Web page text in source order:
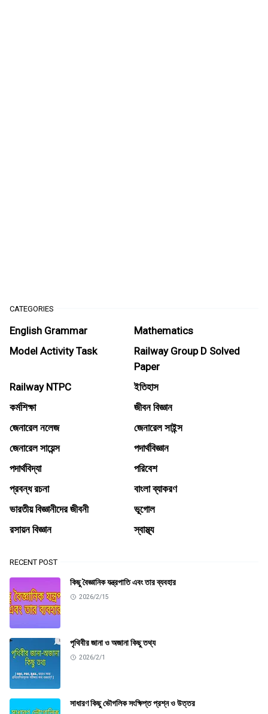
CATEGORIES
English Grammar
Mathematics
Model Activity Task
Railway Group D Solved
Paper
Railway NTPC
ইতিহাস
কর্মশিক্ষা
জীবন বিজ্ঞান
জেনারেল নলেজ
জেনারেল সাইন্স
জেনারেল সায়েন্স
পদার্থবিজ্ঞান
পদার্থবিদ্যা
পরিবেশ
প্রবন্ধ রচনা
বাংলা ব্যাকরণ
ভারতীয় বিজ্ঞানীদের জীবনী
ভূগোল
রসায়ন বিজ্ঞান
স্বাস্থ্য
RECENT POST
কিছু বৈজ্ঞানিক যন্ত্রপাতি এবং তার ব্যবহার
2026/2/15
পৃথিবীর জানা ও অজানা কিছু তথ্য
2026/2/1
সাধারণ কিছু ভৌগলিক সংক্ষিপ্ত প্রশ্ন ও উত্তর